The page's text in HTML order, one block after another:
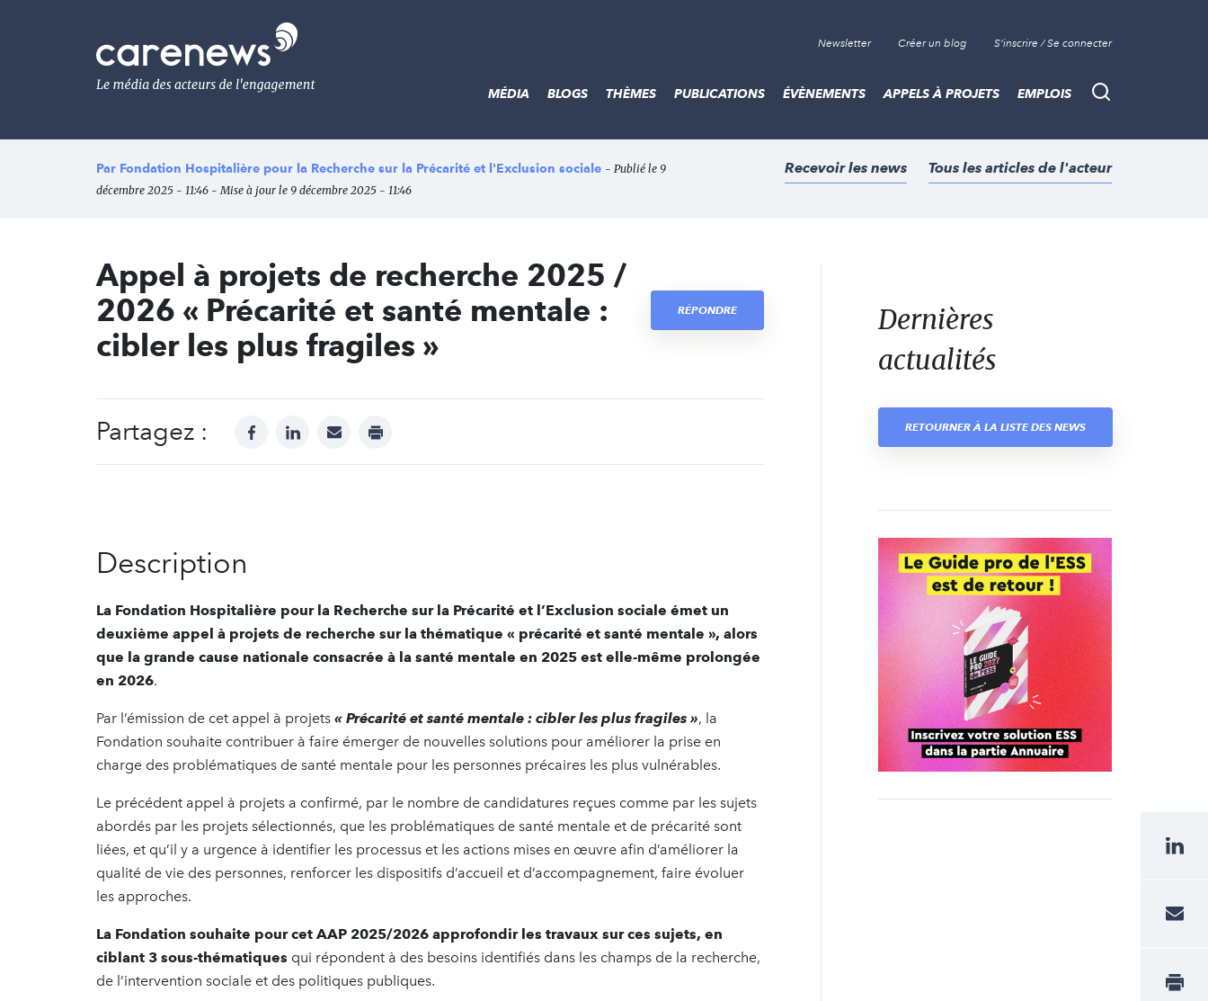
Le
média
de
l'engagement
Newsletter Créer un blog S'inscrire / Se connecter
Recherche
MÉDIA BLOGS THÈMES PUBLICATIONS ÉVÈNEMENTS APPELS À PROJETS EMPLOIS
Par Fondation Hospitalière pour la Recherche sur la Précarité et l'Exclusion sociale - Publié le 9
décembre 2025 - 11:46 - Mise à jour le 9 décembre 2025 - 11:46
Recevoir les news Tous les articles de l'acteur
Appel à projets de recherche 2025 /
2026 « Précarité et santé mentale :
cibler les plus fragiles »
RÉPONDRE
Partagez : facebooklinkedinmail print
Description
La Fondation Hospitalière pour la Recherche sur la Précarité et l’Exclusion sociale émet un
deuxième appel à projets de recherche sur la thématique « précarité et santé mentale », alors
que la grande cause nationale consacrée à la santé mentale en 2025 est elle-même prolongée
en 2026.
Par l’émission de cet appel à projets « Précarité et santé mentale : cibler les plus fragiles », la
Fondation souhaite contribuer à faire émerger de nouvelles solutions pour améliorer la prise en
charge des problématiques de santé mentale pour les personnes précaires les plus vulnérables.
Le précédent appel à projets a confirmé, par le nombre de candidatures reçues comme par les sujets
abordés par les projets sélectionnés, que les problématiques de santé mentale et de précarité sont
liées, et qu’il y a urgence à identifier les processus et les actions mises en œuvre afin d’améliorer la
qualité de vie des personnes, renforcer les dispositifs d’accueil et d’accompagnement, faire évoluer
les approches.
La Fondation souhaite pour cet AAP 2025/2026 approfondir les travaux sur ces sujets, en
ciblant 3 sous-thématiques qui répondent à des besoins identifiés dans les champs de la recherche,
de l’intervention sociale et des politiques publiques.
Dernières
actualités
RETOURNER À LA LISTE DES NEWS